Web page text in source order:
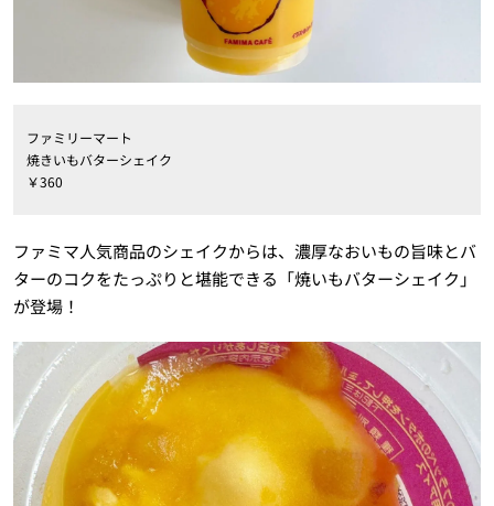
ファミリーマート
焼きいもバターシェイク
￥360
ファミマ人気商品のシェイクからは、濃厚なおいもの旨味とバ
ターのコクをたっぷりと堪能できる「焼いもバターシェイク」
が登場！